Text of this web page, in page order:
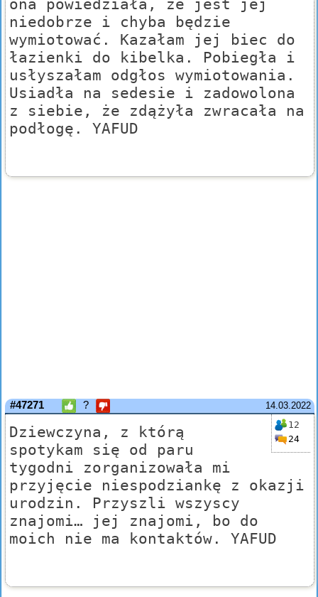
ona powiedziała, że jest jej
niedobrze i chyba będzie
wymiotować. Kazałam jej biec do
łazienki do kibelka. Pobiegła i
usłyszałam odgłos wymiotowania.
Usiadła na sedesie i zadowolona
z siebie, że zdążyła zwracała na
podłogę. YAFUD
14.03.2022
#47271 ?
12
24
Dziewczyna, z którą
spotykam się od paru
tygodni zorganizowała mi
przyjęcie niespodziankę z okazji
urodzin. Przyszli wszyscy
znajomi… jej znajomi, bo do
moich nie ma kontaktów. YAFUD